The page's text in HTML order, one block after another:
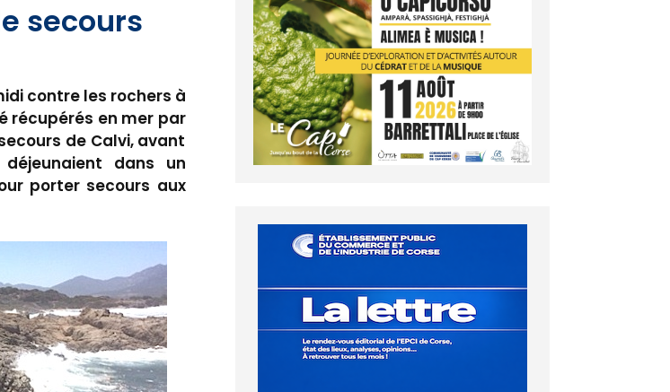
secours
contre les rochers à
récupérés en mer par
de Calvi, avant
dans un
porter secours aux